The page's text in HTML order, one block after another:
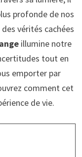
profonde de nos
vérités cachées
angeillumine notre
tout en
emporter par
comment cet
de vie.